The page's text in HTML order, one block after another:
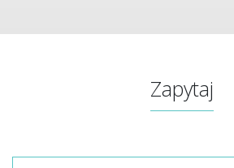
Zapytaj